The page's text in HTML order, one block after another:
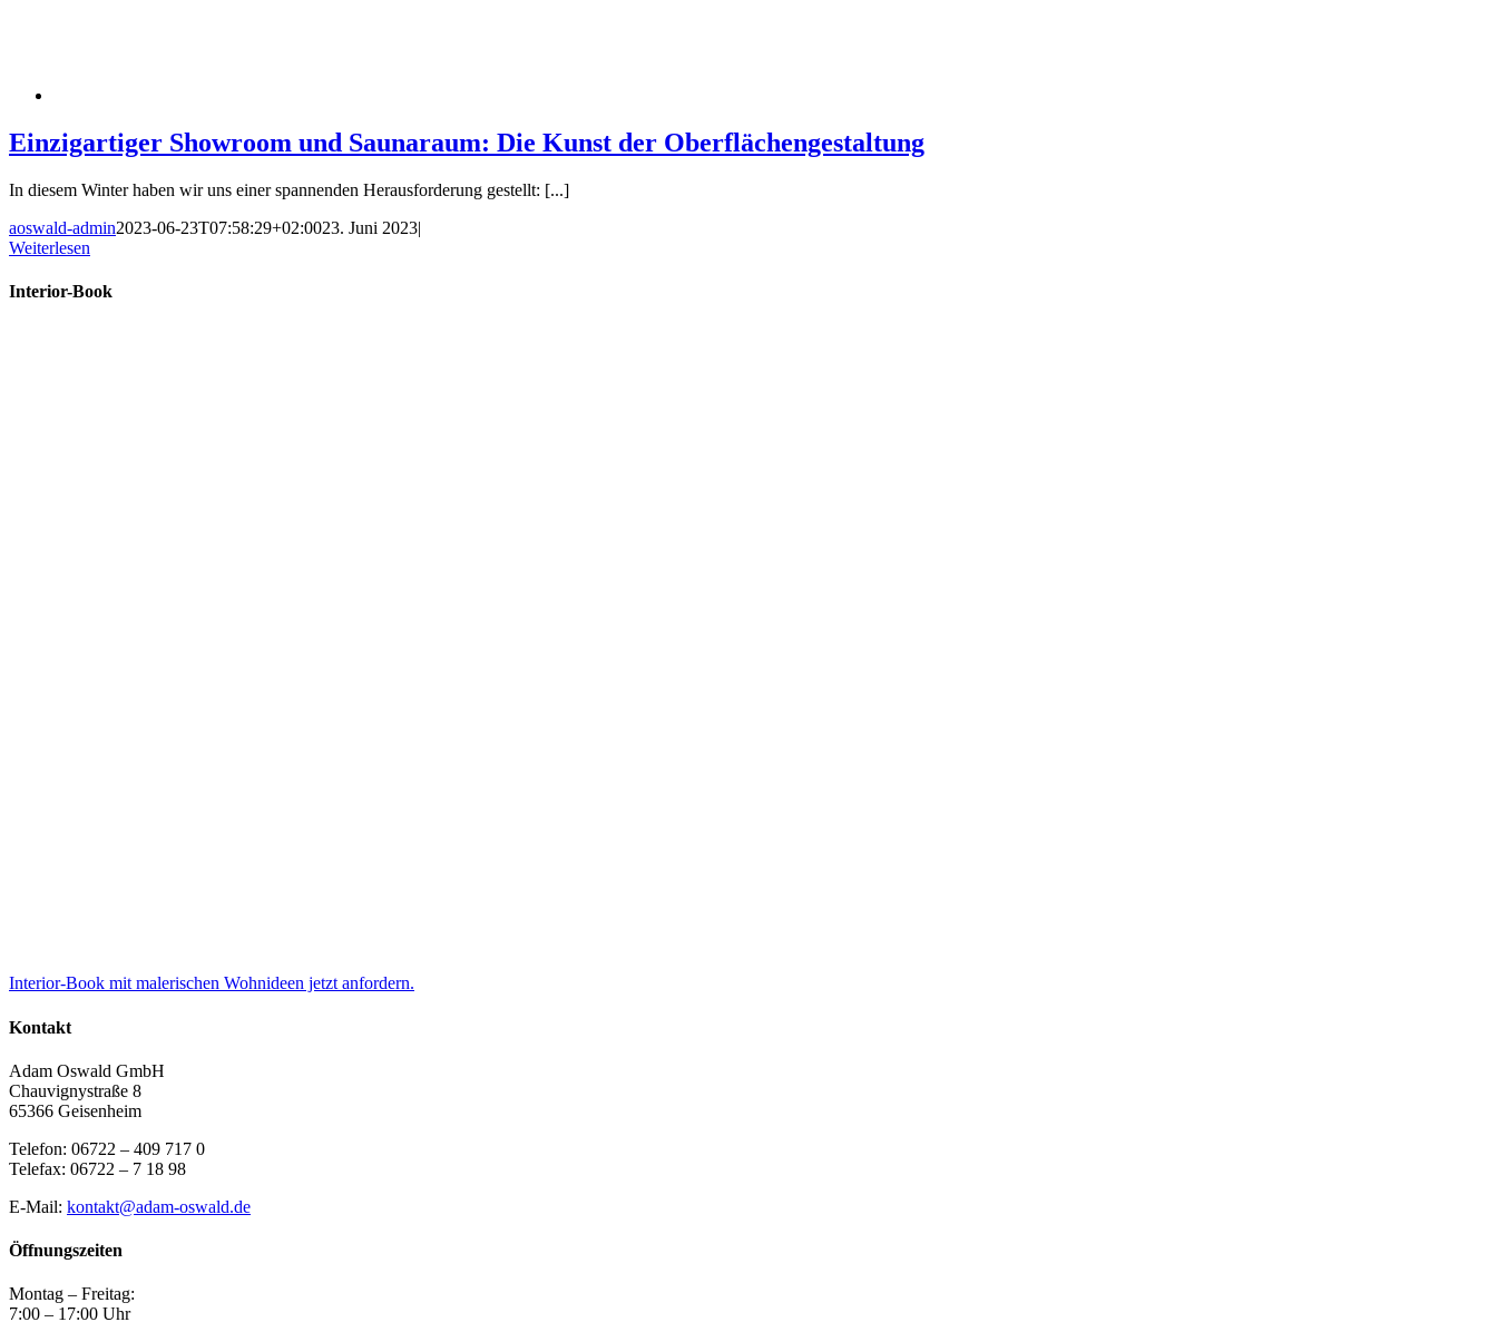
Einzigartiger Showroom und Saunaraum: Die Kunst der Oberflächengestaltung
In diesem Winter haben wir uns einer spannenden Herausforderung gestellt: [...]
aoswald-admin2023-06-23T07:58:29+02:0023. Juni 2023|
Weiterlesen
Interior-Book
Interior-Book mit malerischen Wohnideen jetzt anfordern.
Kontakt
Adam Oswald GmbH
Chauvignystraße 8
65366 Geisenheim
Telefon: 06722 – 409 717 0
Telefax: 06722 – 7 18 98
E-Mail: kontakt@adam-oswald.de
Öffnungszeiten
Montag – Freitag:
7:00 – 17:00 Uhr